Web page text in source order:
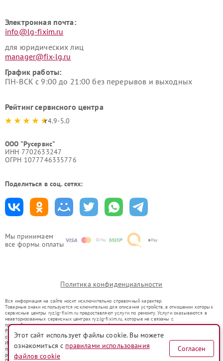
Мы принимаем
все формы оплаты
Электронная почта:
info@lg-fixim.ru
для юридических лиц
manager@fix-lg.ru
График работы:
ПН-ВСК с 9:00 до 21:00 без перерывов и выходных
Рейтинг сервисного центра
4.9-5.0
ООО "Русервис"
ИНН 7702633247
ОГРН 1077746335776
Поделиться в соц. сетях:
Политика конфиденциальности
Вся информация на сайте носит исключительно справочный характер.
Товарные знаки используются исключительно для описания устройств, в отношении которых
сервисные центры ryz.lg-fixim.ru предоставляют услуги по ремонту. Услуги оказываются в
неавторизованных сервисных центрах ryz.lg-fixim.ru, которые не связаны с
правообладателями товарных знаков или их официальными представителями.
Ремонт осуществляется для устройств, уже введенных в гражданский оборот в соответствии
со статьей 1487 ГК РФ.
Использование товарных знаков не преследует цели индивидуализации услуг или введения
потребителей в заблуждение, а служит для информирования о предоставляемых услугах по
ремонту техники указанных брендов.
Этот сайт использует файлы cookie. Вы можете
ознакомиться с правилами использования
файлов cookie
Согласен